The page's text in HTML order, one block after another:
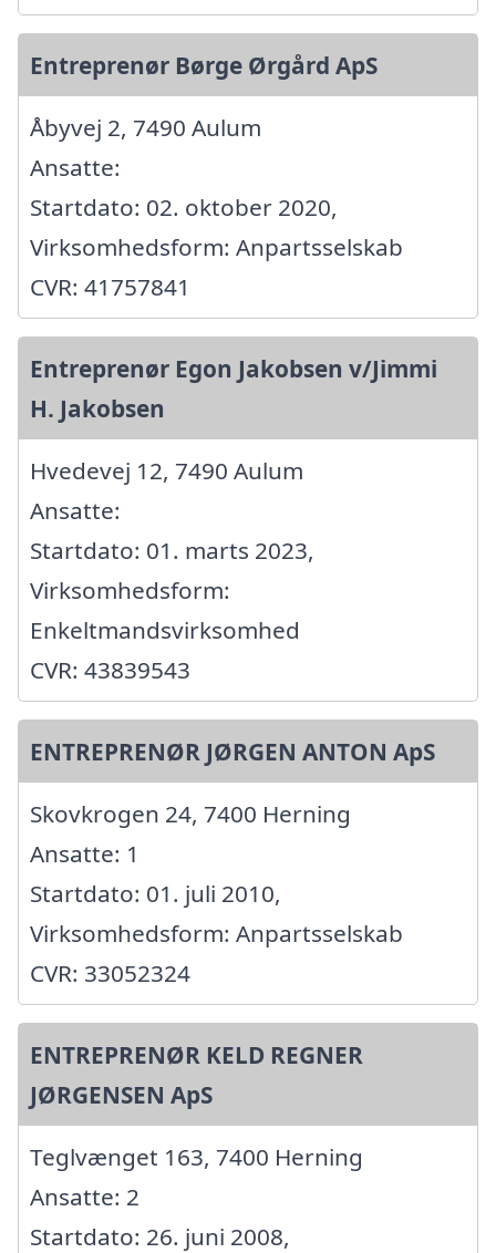
Entreprenør Børge Ørgård ApS
Åbyvej 2, 7490 Aulum
Ansatte:
Startdato: 02. oktober 2020,
Virksomhedsform: Anpartsselskab
CVR: 41757841
Entreprenør Egon Jakobsen v/Jimmi
H. Jakobsen
Hvedevej 12, 7490 Aulum
Ansatte:
Startdato: 01. marts 2023,
Virksomhedsform:
Enkeltmandsvirksomhed
CVR: 43839543
ENTREPRENØR JØRGEN ANTON ApS
Skovkrogen 24, 7400 Herning
Ansatte: 1
Startdato: 01. juli 2010,
Virksomhedsform: Anpartsselskab
CVR: 33052324
ENTREPRENØR KELD REGNER
JØRGENSEN ApS
Teglvænget 163, 7400 Herning
Ansatte: 2
Startdato: 26. juni 2008,